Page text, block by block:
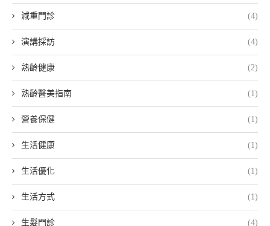
減重門診 (4)
演講採訪 (4)
熟齡健康 (2)
熟齡醫美指南 (1)
營養保健 (1)
生活健康 (1)
生活優化 (1)
生活方式 (1)
生髮門診 (4)